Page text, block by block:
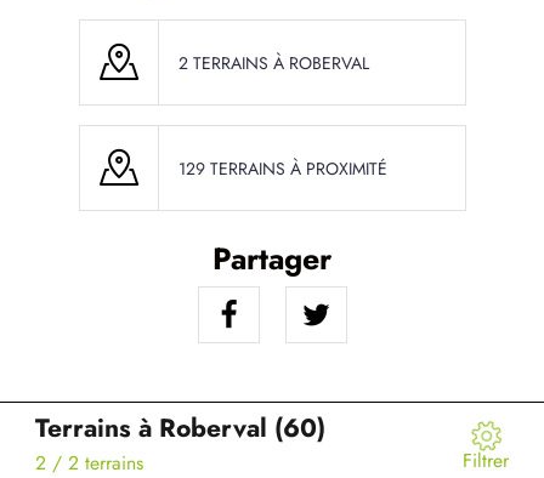
2 TERRAINS À ROBERVAL
129 TERRAINS À PROXIMITÉ
Partager
Terrains à Roberval (60)
2 / 2 terrains Filtrer